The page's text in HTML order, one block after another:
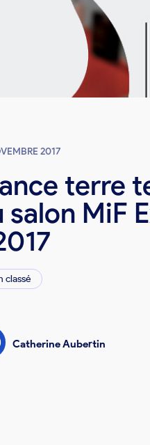
2017
terre
salon MiF
classé
Catherine Aubertin